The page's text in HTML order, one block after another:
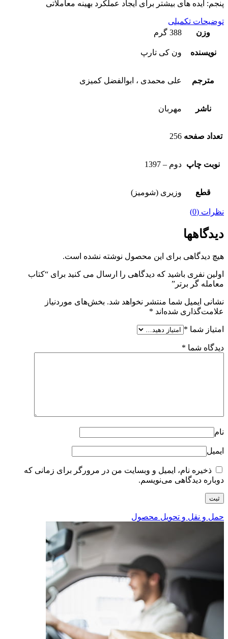
پنجم: ایده های بیشتر برای ایجاد عملکرد بهینه معاملاتی
توضیحات تکمیلی
وزن
388 گرم
نویسنده ون کی تارپ
مترجم علی محمدی ، ابوالفضل کمیزی
ناشر مهربان
تعداد صفحه 256
نوبت چاپ دوم – 1397
قطع وزیری (شومیز)
نظرات (0)
دیدگاهها
هیچ دیدگاهی برای این محصول نوشته نشده است.
اولین نفری باشید که دیدگاهی را ارسال می کنید برای “کتاب
معامله گر برتر”
نشانی ایمیل شما منتشر نخواهد شد. بخش‌های موردنیاز
علامت‌گذاری شده‌اند *
امتیاز شما *
دیدگاه شما *
نام
ایمیل
ذخیره نام، ایمیل و وبسایت من در مرورگر برای زمانی که
دوباره دیدگاهی می‌نویسم.
حمل و نقل و تحویل محصول